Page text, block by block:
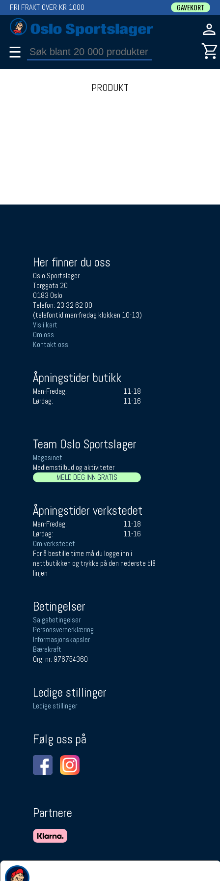
FRI FRAKT OVER KR 1000 GAVEKORT
☰
PRODUKT
Her finner du oss
Oslo Sportslager
Torggata 20
0183 Oslo
Telefon: 23 32 62 00
(telefontid man-fredag klokken 10-13)
Vis i kart
Om oss
Kontakt oss
Åpningstider butikk
Man-Fredag:
11-18
Lørdag:
11-16
Team Oslo Sportslager
Magasinet
Medlemstilbud og aktiviteter
MELD DEG INN GRATIS
Åpningstider verkstedet
Man-Fredag:
11-18
Lørdag:
11-16
Om verkstedet
For å bestille time må du logge inn i
nettbutikken og trykke på den nederste blå
linjen
Betingelser
Salgsbetingelser
Personsvernerklæring
Informasjonskapsler
Bærekraft
Org. nr: 976754360
Ledige stillinger
Ledige stillinger
Følg oss på
Partnere